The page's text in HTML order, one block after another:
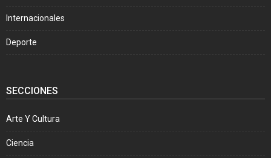
Internacionales
Deporte
SECCIONES
Arte Y Cultura
Ciencia